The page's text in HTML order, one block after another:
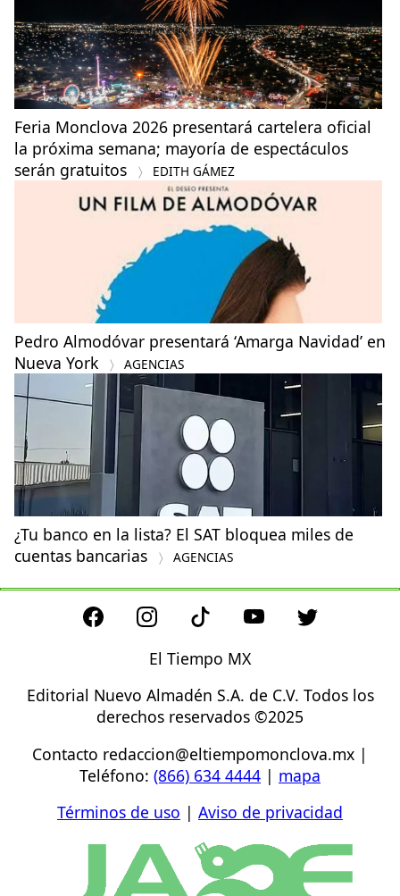
Feria Monclova 2026 presentará cartelera oficial
la próxima semana; mayoría de espectáculos
serán gratuitos
EDITH GÁMEZ
Pedro Almodóvar presentará ‘Amarga Navidad’ en
Nueva York
AGENCIAS
¿Tu banco en la lista? El SAT bloquea miles de
cuentas bancarias
AGENCIAS
El Tiempo MX
Editorial Nuevo Almadén S.A. de C.V. Todos los
derechos reservados ©2025
Contacto redaccion@eltiempomonclova.mx |
Teléfono: (866) 634 4444 | mapa
Términos de uso | Aviso de privacidad